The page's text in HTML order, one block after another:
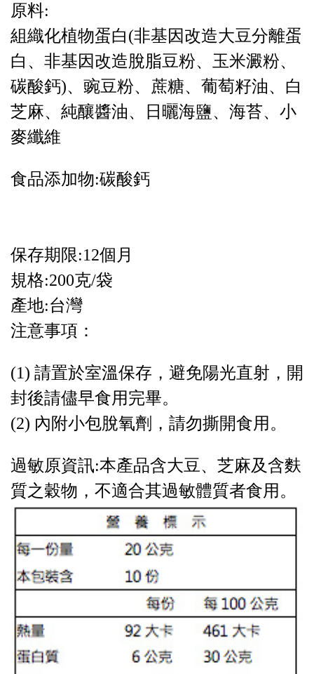
原料:
組織化植物蛋白(非基因改造大豆分離蛋
白、非基因改造脫脂豆粉、玉米澱粉、
碳酸鈣)、豌豆粉、蔗糖、葡萄籽油、白
芝麻、純釀醬油、日曬海鹽、海苔、小
麥纖維
食品添加物:碳酸鈣
保存期限:12個月
規格:200克/袋
產地:台灣
注意事項：
(1) 請置於室溫保存，避免陽光直射，開
封後請儘早食用完畢。
(2) 內附小包脫氧劑，請勿撕開食用。
過敏原資訊:本產品含大豆、芝麻及含麩
質之穀物，不適合其過敏體質者食用。